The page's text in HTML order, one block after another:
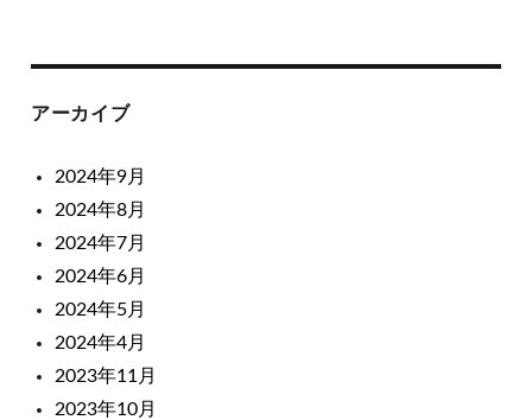
アーカイブ
2024年9月
2024年8月
2024年7月
2024年6月
2024年5月
2024年4月
2023年11月
2023年10月